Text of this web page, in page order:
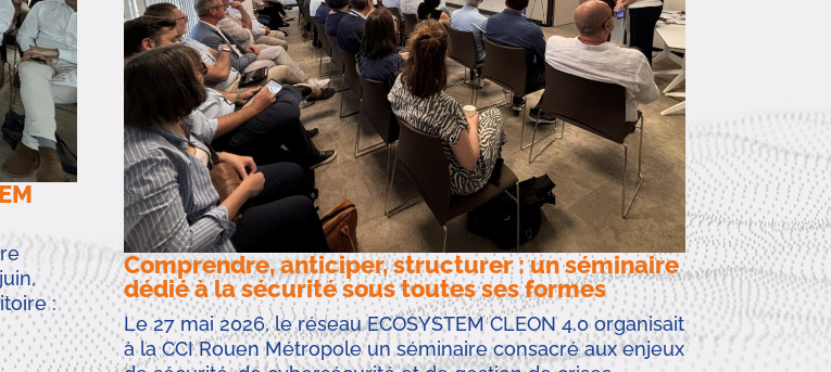
:
Comprendre, anticiper, structurer : un séminaire
dédié à la sécurité sous toutes ses formes
Le 27 mai 2026, le réseau ECOSYSTEM CLEON 4.0 organisait
à la CCI Rouen Métropole un séminaire consacré aux enjeux